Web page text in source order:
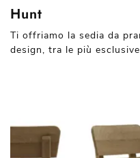
Hunt
Ti offriamo la sedia da
design, tra le più